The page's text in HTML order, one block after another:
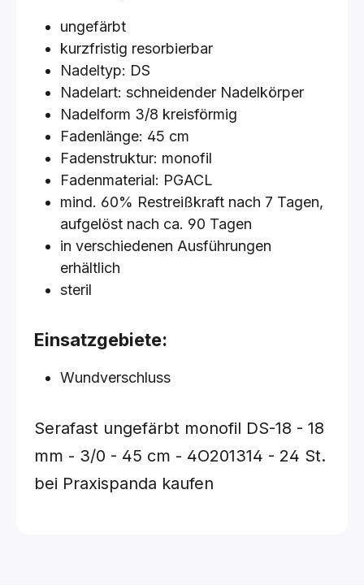
ungefärbt
kurzfristig resorbierbar
Nadeltyp: DS
Nadelart: schneidender Nadelkörper
Nadelform 3/8 kreisförmig
Fadenlänge: 45 cm
Fadenstruktur: monofil
Fadenmaterial: PGACL
mind. 60% Restreißkraft nach 7 Tagen,
aufgelöst nach ca. 90 Tagen
in verschiedenen Ausführungen
erhältlich
steril
Einsatzgebiete:
Wundverschluss
Serafast ungefärbt monofil DS-18 - 18
mm - 3/0 - 45 cm - 4O201314 - 24 St.
bei Praxispanda kaufen